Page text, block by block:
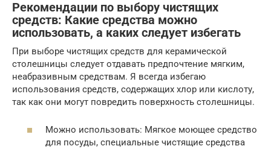
Рекомендации по выбору чистящих
средств: Какие средства можно
использовать, а каких следует избегать
При выборе чистящих средств для керамической
столешницы следует отдавать предпочтение мягким,
неабразивным средствам. Я всегда избегаю
использования средств, содержащих хлор или кислоту,
так как они могут повредить поверхность столешницы.
Можно использовать: Мягкое моющее средство
для посуды, специальные чистящие средства